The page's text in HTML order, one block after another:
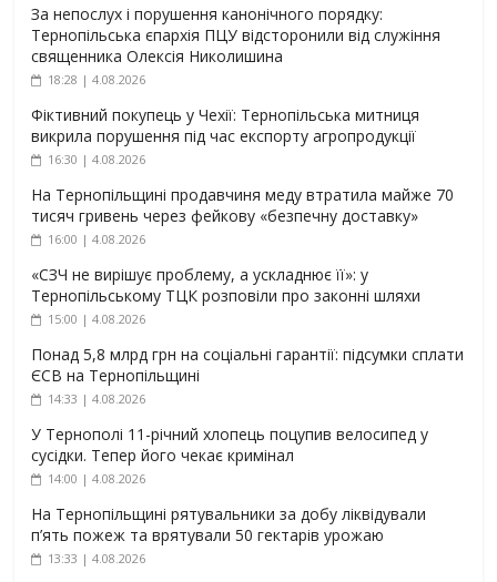
За непослух і порушення канонічного порядку:
Тернопільська єпархія ПЦУ відсторонили від служіння
священника Олексія Николишина
18:28 | 4.08.2026
Фіктивний покупець у Чехії: Тернопільська митниця
викрила порушення під час експорту агропродукції
16:30 | 4.08.2026
На Тернопільщині продавчиня меду втратила майже 70
тисяч гривень через фейкову «безпечну доставку»
16:00 | 4.08.2026
«СЗЧ не вирішує проблему, а ускладнює її»: у
Тернопільському ТЦК розповіли про законні шляхи
15:00 | 4.08.2026
Понад 5,8 млрд грн на соціальні гарантії: підсумки сплати
ЄСВ на Тернопільщині
14:33 | 4.08.2026
У Тернополі 11-річний хлопець поцупив велосипед у
сусідки. Тепер його чекає кримінал
14:00 | 4.08.2026
На Тернопільщині рятувальники за добу ліквідували
п’ять пожеж та врятували 50 гектарів урожаю
13:33 | 4.08.2026